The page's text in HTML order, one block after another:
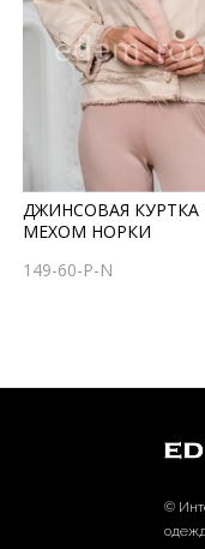
ДЖИНСОВАЯ КУРТКА
МЕХОМ НОРКИ
149-60-P-N
©